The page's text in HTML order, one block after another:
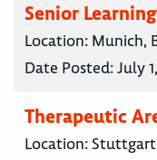
Senior
Location: Munich,
Date Posted:July
Therapeutic
Location: